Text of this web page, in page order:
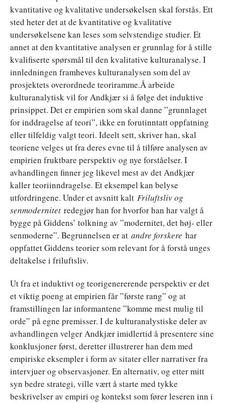
kvantitative og kvalitative undersøkelsen skal forstås. Ett
sted heter det at de kvantitative og kvalitative
undersøkelsene kan leses som selvstendige studier. Et
annet at den kvantitative analysen er grunnlag for å stille
kvalifiserte spørsmål til den kvalitative kulturanalyse. I
innledningen framheves kulturanalysen som del av
prosjektets overordnede teoriramme.Å arbeide
kulturanalytisk vil for Andkjær si å følge det induktive
prinsippet. Det er empirien som skal danne ”grunnlaget
for inddragelse af teori”, ikke en forutinntatt oppfatning
eller tilfeldig valgt teori. Ideelt sett, skriver han, skal
teoriene velges ut fra deres evne til å tilføre analysen av
empirien fruktbare perspektiv og nye forståelser. I
avhandlingen finner jeg likevel mest av det Andkjær
kaller teoriinndragelse. Et eksempel kan belyse
utfordringene. Under et avsnitt kalt Friluftsliv og
senmodernitet redegjør han for hvorfor han har valgt å
bygge på Giddens’ tolkning av ”modernitet, det høj- eller
senmoderne”. Begrunnelsen er at andre forskere har
oppfattet Giddens teorier som relevant for å forstå unges
deltakelse i friluftsliv.
Ut fra et induktivt og teorigenererende perspektiv er det
et viktig poeng at empirien får ”første rang” og at
framstillingen lar informantene ”komme mest mulig til
orde” på egne premisser. I de kulturanalystiske deler av
avhandlingen velger Andkjær imidlertid å presentere sine
konklusjoner først, deretter illustrerer han dem med
empiriske eksempler i form av sitater eller narrativer fra
intervjuer og observasjoner. En alternativ, og etter mitt
syn bedre strategi, ville vært å starte med tykke
beskrivelser av empiri og kontekst som fører leseren inn i